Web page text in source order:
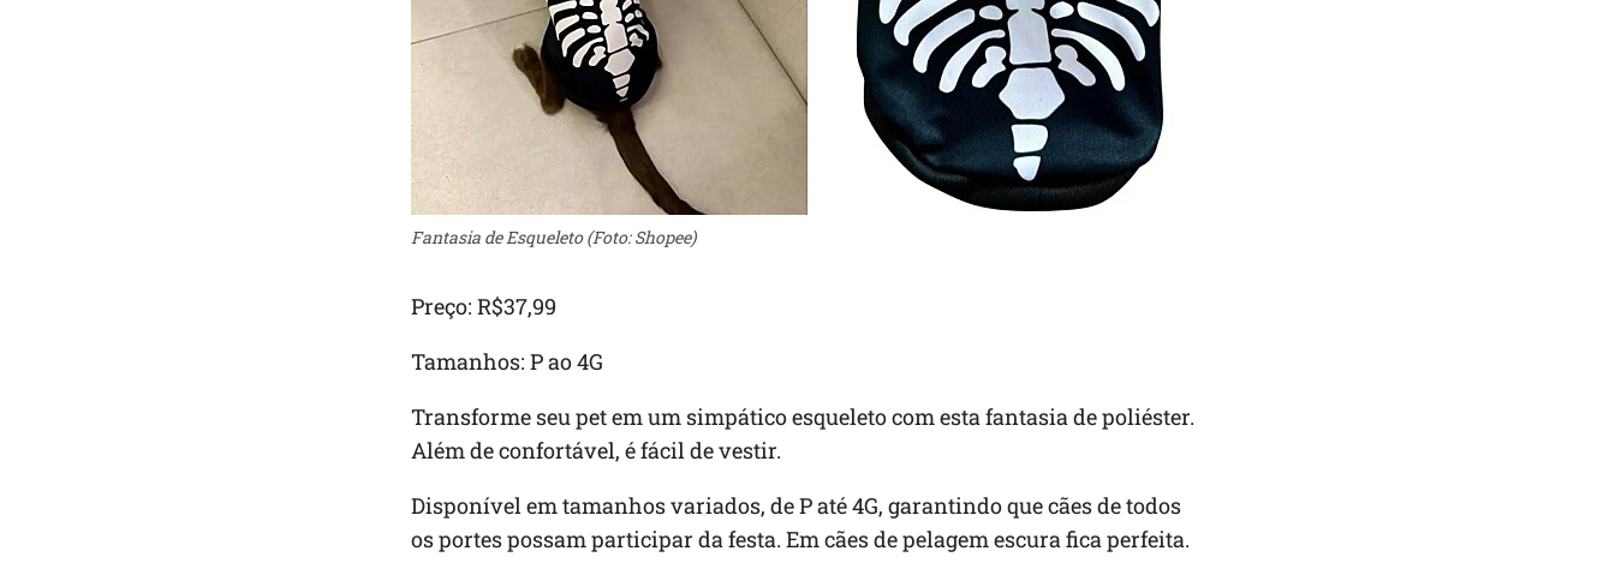
Fantasia de Esqueleto (Foto: Shopee)
Preço: R$37,99
Tamanhos: P ao 4G
Transforme seu pet em um simpático esqueleto com esta fantasia de poliéster.
Além de confortável, é fácil de vestir.
Disponível em tamanhos variados, de P até 4G, garantindo que cães de todos
os portes possam participar da festa. Em cães de pelagem escura fica perfeita.